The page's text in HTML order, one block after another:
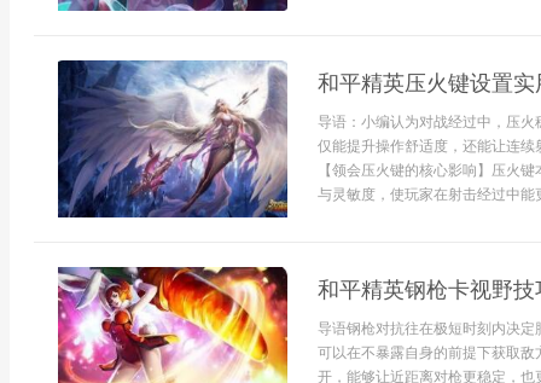
和平精英压火键设置实
导语：小编认为对战经过中，压
仅能提升操作舒适度，还能让连
【领会压火键的核心影响】压火
与灵敏度，使玩家在射击经过中能
和平精英钢枪卡视野技
导语钢枪对抗往在极短时刻内决
可以在不暴露自身的前提下获取
开，能够让近距离对枪更稳定，